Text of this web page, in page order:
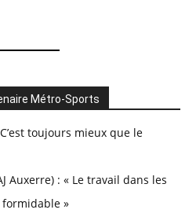
Métro-Sports
toujours mieux que le
Auxerre) : « Le travail dans les
»